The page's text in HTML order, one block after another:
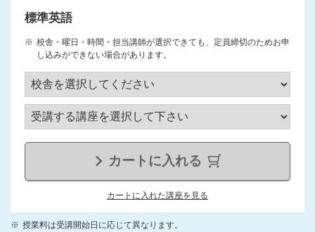
標準英語
校舎・曜日・時間・担当講師が選択できても、定員締切のためお申
し込みができない場合があります。
カートに入れる
カートに入れた講座を見る
授業料は受講開始日に応じて異なります。